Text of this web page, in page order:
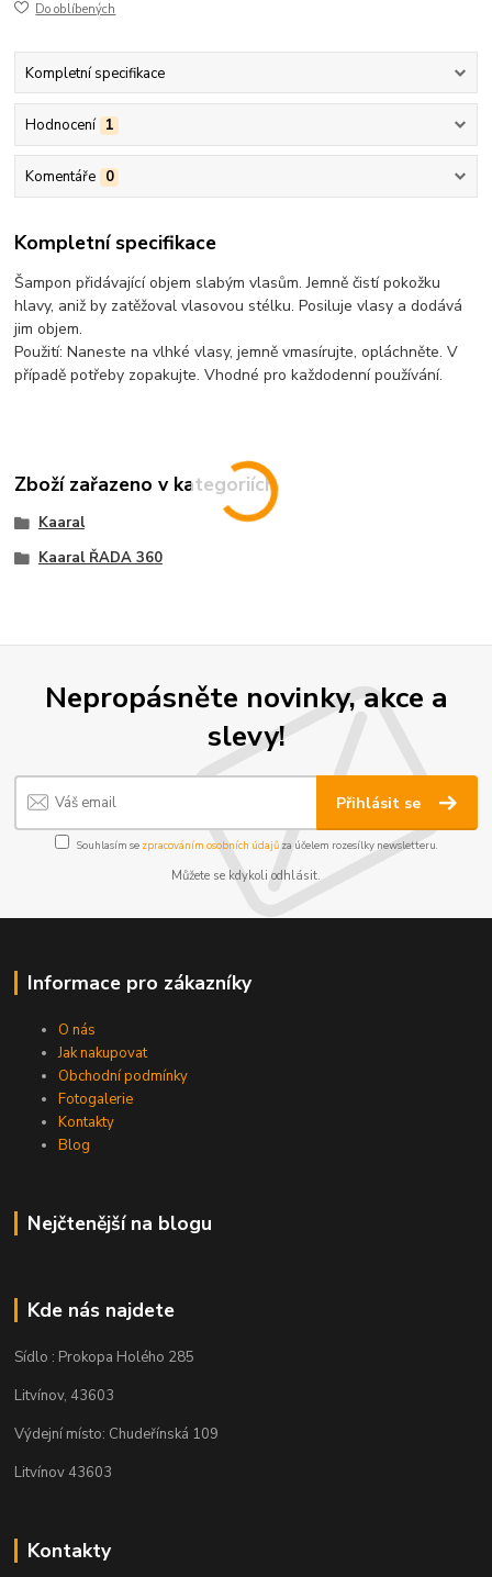
Do oblíbených
Kompletní specifikace
Hodnocení 1
Komentáře 0
Kompletní specifikace
Šampon přidávající objem slabým vlasům. Jemně čistí pokožku
hlavy, aniž by zatěžoval vlasovou stélku. Posiluje vlasy a dodává
jim objem.
Použití: Naneste na vlhké vlasy, jemně vmasírujte, opláchněte. V
případě potřeby zopakujte. Vhodné pro každodenní používání.
Zboží zařazeno v kategoriích
Kaaral
Kaaral ŘADA 360
Nepropásněte novinky, akce a
slevy!
Přihlásit se
Souhlasím se zpracováním osobních údajůza účelem rozesílky newsletteru.
Můžete se kdykoli odhlásit.
Informace pro zákazníky
O nás
Jak nakupovat
Obchodní podmínky
Fotogalerie
Kontakty
Blog
Nejčtenější na blogu
Kde nás najdete
Sídlo : Prokopa Holého 285
Litvínov, 43603
Výdejní místo: Chudeřínská 109
Litvínov 43603
Kontakty